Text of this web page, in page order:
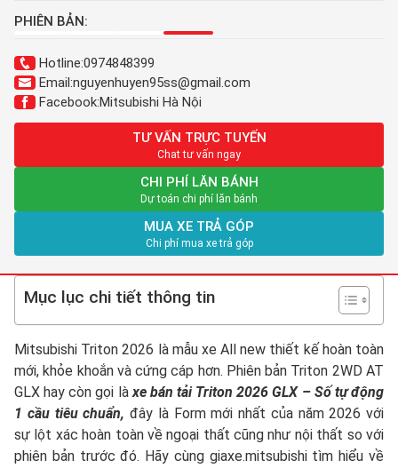
PHIÊN BẢN:
Hotline:0974848399
Email:nguyenhuyen95ss@gmail.com
Facebook:Mitsubishi Hà Nội
TƯ VẤN TRỰC TUYẾN
Chat tư vấn ngay
CHI PHÍ LĂN BÁNH
Dự toán chi phí lăn bánh
MUA XE TRẢ GÓP
Chi phí mua xe trả góp
Mục lục chi tiết thông tin
Mitsubishi Triton 2026 là mẫu xe All new thiết kế hoàn toàn
mới, khỏe khoắn và cứng cáp hơn. Phiên bản Triton 2WD AT
GLX hay còn gọi làxe bán tải Triton2026 GLX – Số tự động
1 cầu tiêu chuẩn, đây là Form mới nhất của năm 2026 với
sự lột xác hoàn toàn về ngoại thất cũng như nội thất so với
phiên bản trước đó. Hãy cùng giaxe.mitsubishi tìm hiểu về